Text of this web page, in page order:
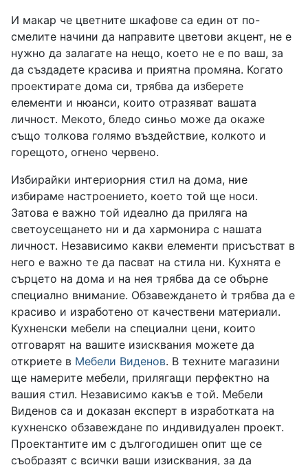
И макар че цветните шкафове са един от по-
смелите начини да направите цветови акцент, не е
нужно да залагате на нещо, което не е по ваш, за
да създадете красива и приятна промяна. Когато
проектирате дома си, трябва да изберете
елементи и нюанси, които отразяват вашата
личност. Мекото, бледо синьо може да окаже
също толкова голямо въздействие, колкото и
горещото, огнено червено.
Избирайки интериорния стил на дома, ние
избираме настроението, което той ще носи.
Затова е важно той идеално да приляга на
светоусещането ни и да хармонира с нашата
личност. Независимо какви елементи присъстват в
него е важно те да пасват на стила ни. Кухнята е
сърцето на дома и на нея трябва да се обърне
специално внимание. Обзавеждането ѝ трябва да е
красиво и изработено от качествени материали.
Кухненски мебели на специални цени, които
отговарят на вашите изисквания можете да
откриете в Мебели Виденов. В техните магазини
ще намерите мебели, прилягащи перфектно на
вашия стил. Независимо какъв е той. Мебели
Виденов са и доказан експерт в изработката на
кухненско обзавеждане по индивидуален проект.
Проектантите им с дългогодишен опит ще се
съобразят с всички ваши изисквания, за да